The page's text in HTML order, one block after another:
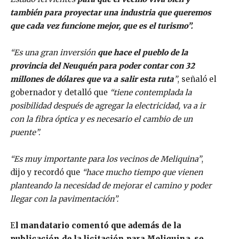
también para proyectar una industria que queremos
que cada vez funcione mejor, que es el turismo”.
“Es una gran inversión que hace el pueblo de la
provincia del Neuquén para poder contar con 32
millones de dólares que va a salir esta ruta”, señaló el
gobernador y detalló que “tiene contemplada la
posibilidad después de agregar la electricidad, va a ir
con la fibra óptica y es necesario el cambio de un
puente”.
“Es muy importante para los vecinos de Meliquina”,
dijo y recordó que “hace mucho tiempo que vienen
planteando la necesidad de mejorar el camino y poder
llegar con la pavimentación”.
El mandatario comentó que además de la